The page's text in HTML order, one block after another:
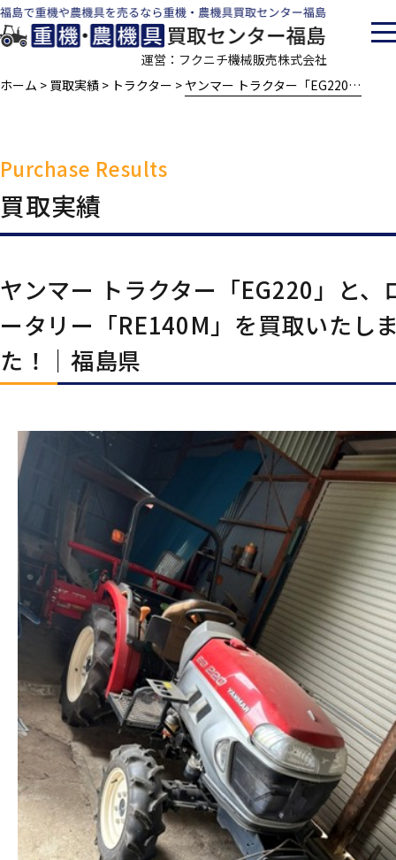
運営：フクニチ機械販売株式会社
当社の特徴
査定対象一覧 買取実績
会社案内 採用情報
よくある質問
－ 新着情報
－ お役立ち情報
－ 重機・農機具をレンタルしたい方
－ 重機・農機具を修理したい方
－ 農家じまいのご相談をしたい方
－ サイトマップ
ホーム > 買取実績 > トラクター > ヤンマー トラクター「EG220」と、ロータリー「RE140M」を買取いたしました！｜福島県
Purchase Results
買取実績
ヤンマー トラクター「EG220」と、
ータリー「RE140M」を買取いたし
た！｜福島県